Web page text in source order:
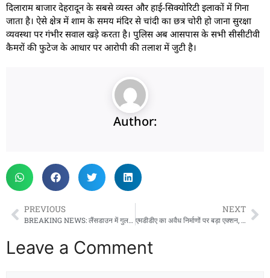
दिलाराम बाजार देहरादून के सबसे व्यस्त और हाई-सिक्योरिटी इलाकों में गिना
जाता है। ऐसे क्षेत्र में शाम के समय मंदिर से चांदी का छत्र चोरी हो जाना सुरक्षा
व्यवस्था पर गंभीर सवाल खड़े करता है। पुलिस अब आसपास के सभी सीसीटीवी
कैमरों की फुटेज के आधार पर आरोपी की तलाश में जुटी है।
Author:
PREVIOUS
BREAKING NEWS: लैंसडाउन में गुलदार का खूनी आतंक, घास काटने गई महिला की दर्दनाक मौत, गांव में दहशत
NEXT
एमडीडीए का अवैध निर्माणों पर बड़ा एक्शन, तीन स्थानों पर सीलिंग की कार्रवाई
Leave a Comment